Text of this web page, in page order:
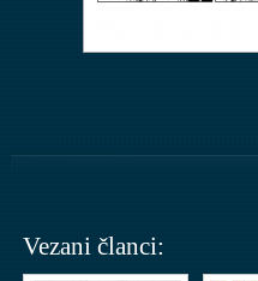
Vezani članci: